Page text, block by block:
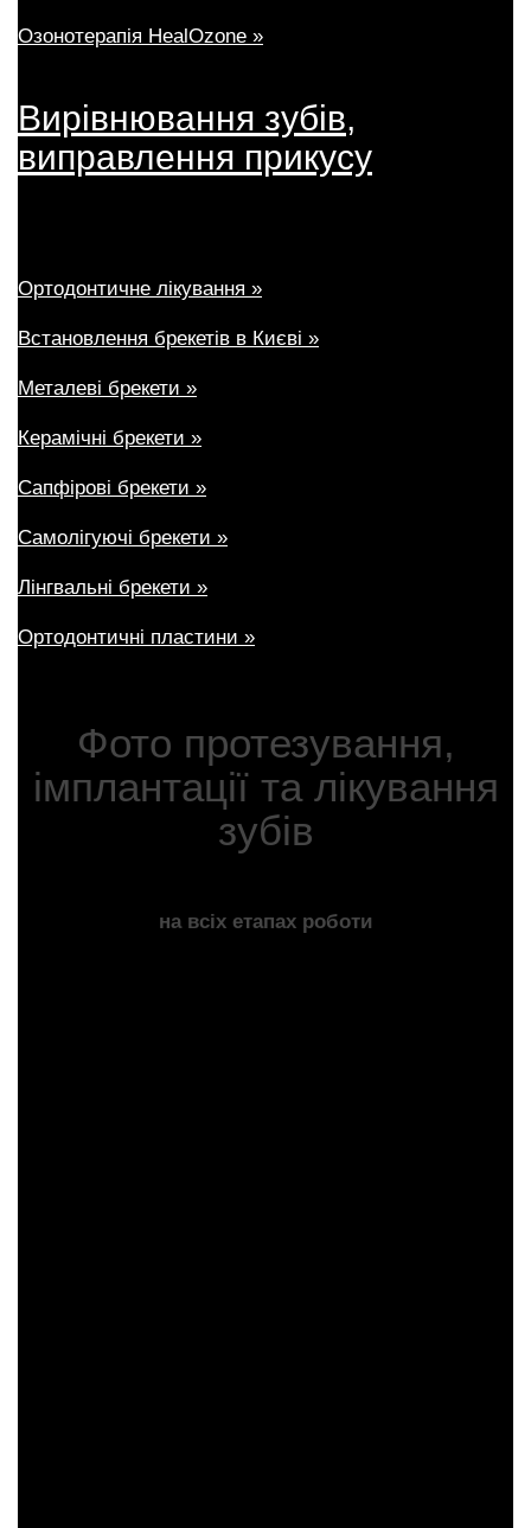
Озонотерапія HealOzone »
Вирівнювання зубів,
виправлення прикусу
Ортодонтичне лікування »
Встановлення брекетів в Києві »
Металеві брекети »
Керамічні брекети »
Сапфірові брекети »
Самолігуючі брекети »
Лінгвальні брекети »
Ортодонтичні пластини »
Фото протезування,
імплантації та лікування
зубів
на всіх етапах роботи